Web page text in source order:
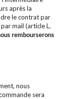
après la
le contrat par
mail (article L.
rembourserons
nous
sera